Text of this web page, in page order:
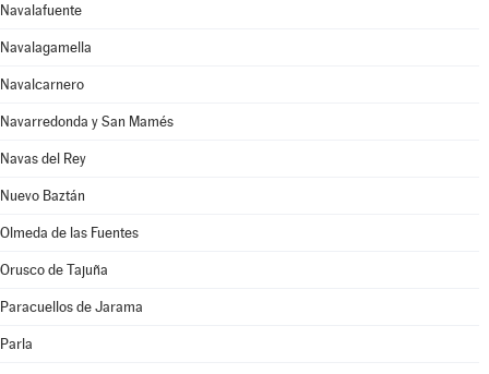
Navalafuente
Navalagamella
Navalcarnero
Navarredonda y San Mamés
Navas del Rey
Nuevo Baztán
Olmeda de las Fuentes
Orusco de Tajuña
Paracuellos de Jarama
Parla